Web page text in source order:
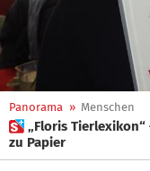
Panorama » Menschen
 „Floris Tierlexikon“ – Florian Pichler bringt seine Tierliebe
zu Papier